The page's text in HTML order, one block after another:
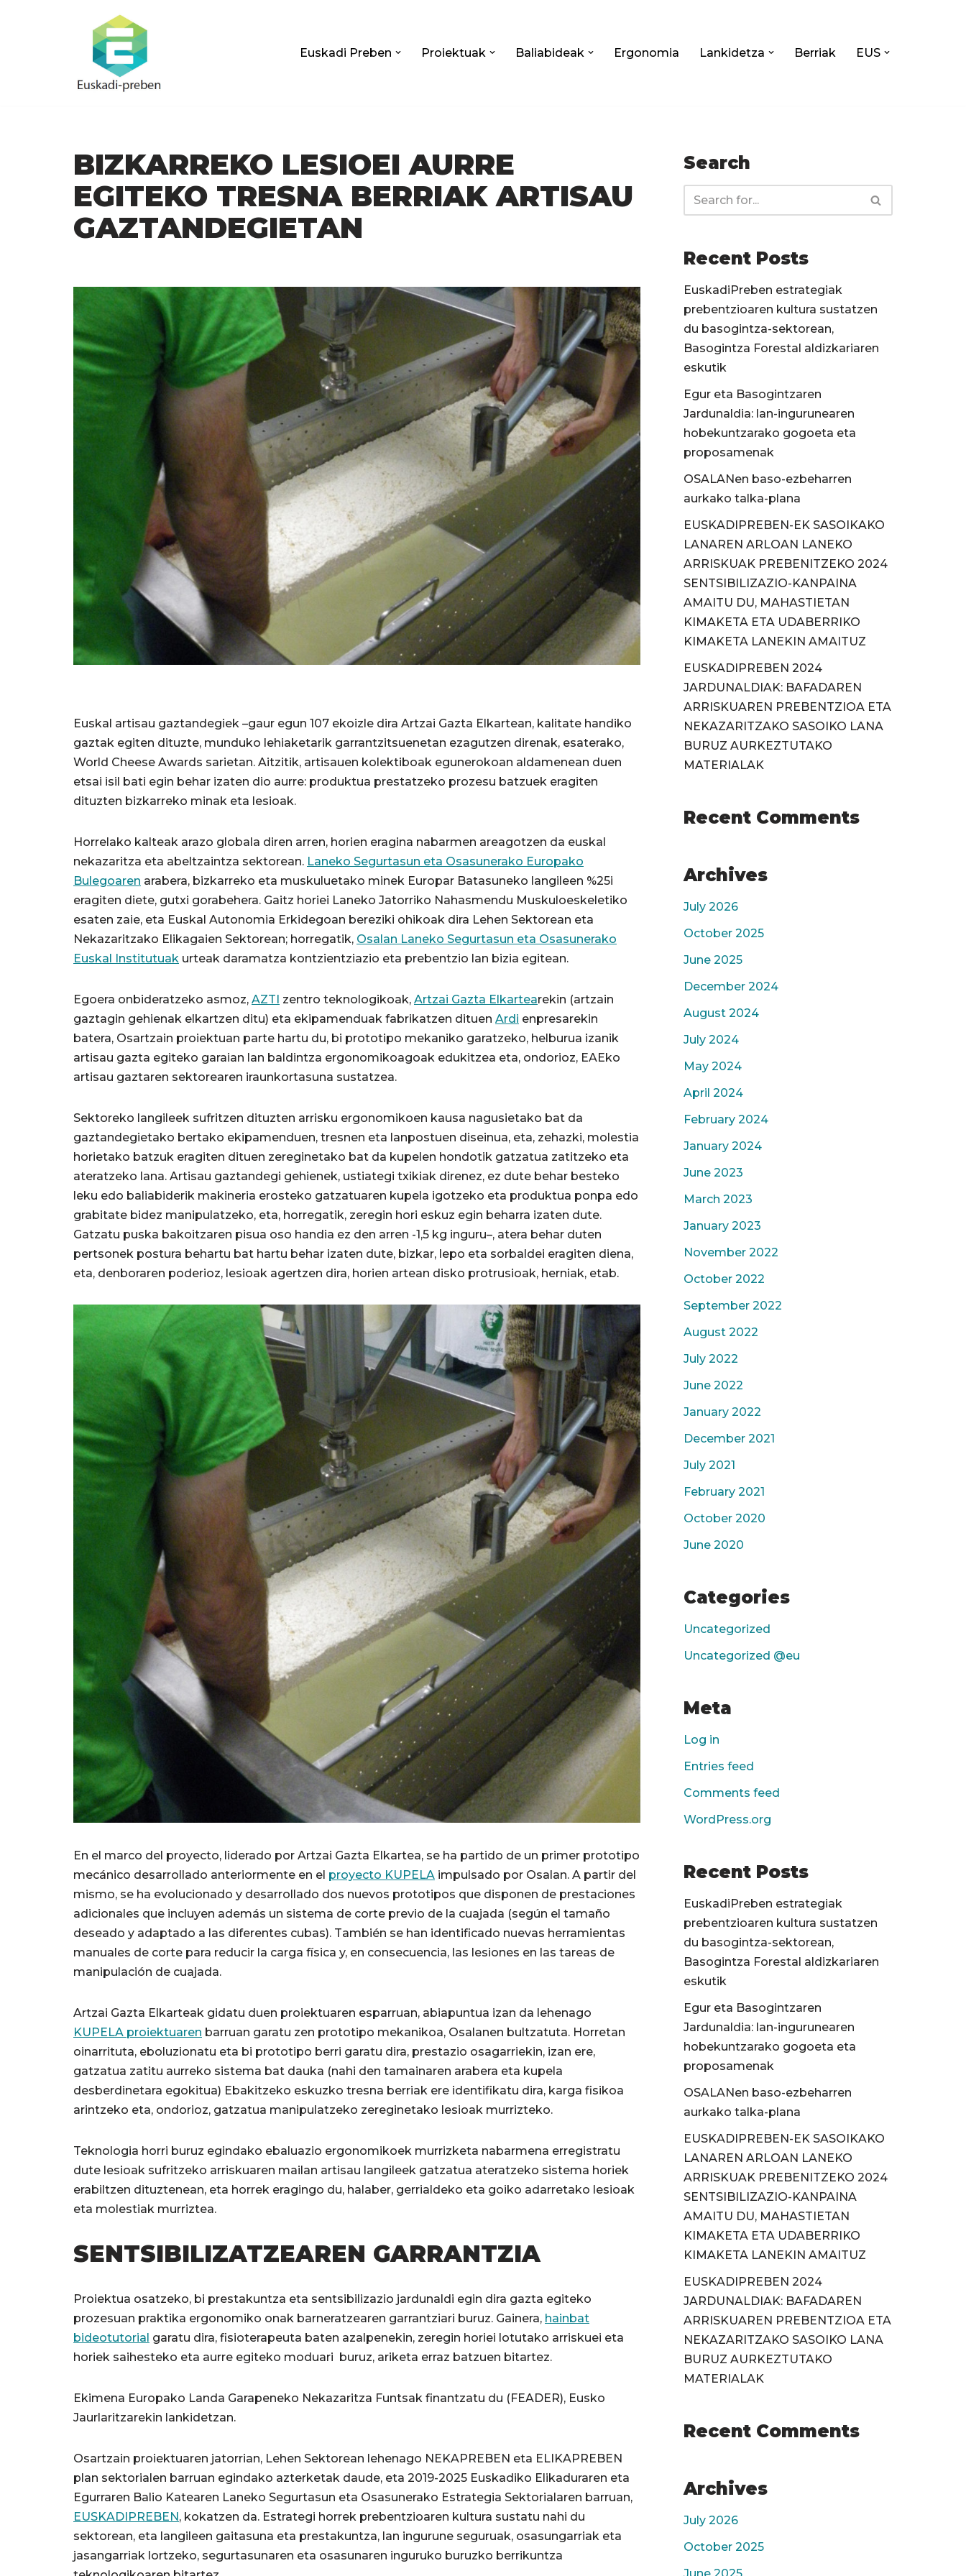
Euskadi Preben Proiektuak Baliabideak Ergonomia Lankidetza Berriak EUS
BIZKARREKO LESIOEI AURRE
EGITEKO TRESNA BERRIAK ARTISAU
GAZTANDEGIETAN
Euskal artisau gaztandegiek –gaur egun 107 ekoizle dira Artzai Gazta Elkartean, kalitate handiko
gaztak egiten dituzte, munduko lehiaketarik garrantzitsuenetan ezagutzen direnak, esaterako,
World Cheese Awards sarietan. Aitzitik, artisauen kolektiboak egunerokoan aldamenean duen
etsai isil bati egin behar izaten dio aurre: produktua prestatzeko prozesu batzuek eragiten
dituzten bizkarreko minak eta lesioak.
Horrelako kalteak arazo globala diren arren, horien eragina nabarmen areagotzen da euskal
nekazaritza eta abeltzaintza sektorean. Laneko Segurtasun eta Osasunerako Europako
Bulegoaren arabera, bizkarreko eta muskuluetako minek Europar Batasuneko langileen %25i
eragiten diete, gutxi gorabehera. Gaitz horiei Laneko Jatorriko Nahasmendu Muskuloeskeletiko
esaten zaie, eta Euskal Autonomia Erkidegoan bereziki ohikoak dira Lehen Sektorean eta
Nekazaritzako Elikagaien Sektorean; horregatik, Osalan Laneko Segurtasun eta Osasunerako
Euskal Institutuak urteak daramatza kontzientziazio eta prebentzio lan bizia egitean.
Egoera onbideratzeko asmoz, AZTI zentro teknologikoak, Artzai Gazta Elkartearekin (artzain
gaztagin gehienak elkartzen ditu) eta ekipamenduak fabrikatzen dituen Ardi enpresarekin
batera, Osartzain proiektuan parte hartu du, bi prototipo mekaniko garatzeko, helburua izanik
artisau gazta egiteko garaian lan baldintza ergonomikoagoak edukitzea eta, ondorioz, EAEko
artisau gaztaren sektorearen iraunkortasuna sustatzea.
Sektoreko langileek sufritzen dituzten arrisku ergonomikoen kausa nagusietako bat da
gaztandegietako bertako ekipamenduen, tresnen eta lanpostuen diseinua, eta, zehazki, molestia
horietako batzuk eragiten dituen zereginetako bat da kupelen hondotik gatzatua zatitzeko eta
ateratzeko lana. Artisau gaztandegi gehienek, ustiategi txikiak direnez, ez dute behar besteko
leku edo baliabiderik makineria erosteko gatzatuaren kupela igotzeko eta produktua ponpa edo
grabitate bidez manipulatzeko, eta, horregatik, zeregin hori eskuz egin beharra izaten dute.
Gatzatu puska bakoitzaren pisua oso handia ez den arren -1,5 kg inguru–, atera behar duten
pertsonek postura behartu bat hartu behar izaten dute, bizkar, lepo eta sorbaldei eragiten diena,
eta, denboraren poderioz, lesioak agertzen dira, horien artean disko protrusioak, herniak, etab.
En el marco del proyecto, liderado por Artzai Gazta Elkartea, se ha partido de un primer prototipo
mecánico desarrollado anteriormente en el proyecto KUPELA impulsado por Osalan. A partir del
mismo, se ha evolucionado y desarrollado dos nuevos prototipos que disponen de prestaciones
adicionales que incluyen además un sistema de corte previo de la cuajada (según el tamaño
deseado y adaptado a las diferentes cubas). También se han identificado nuevas herramientas
manuales de corte para reducir la carga física y, en consecuencia, las lesiones en las tareas de
manipulación de cuajada.
Artzai Gazta Elkarteak gidatu duen proiektuaren esparruan, abiapuntua izan da lehenago
KUPELA proiektuaren barruan garatu zen prototipo mekanikoa, Osalanen bultzatuta. Horretan
oinarrituta, eboluzionatu eta bi prototipo berri garatu dira, prestazio osagarriekin, izan ere,
gatzatua zatitu aurreko sistema bat dauka (nahi den tamainaren arabera eta kupela
desberdinetara egokitua) Ebakitzeko eskuzko tresna berriak ere identifikatu dira, karga fisikoa
arintzeko eta, ondorioz, gatzatua manipulatzeko zereginetako lesioak murrizteko.
Teknologia horri buruz egindako ebaluazio ergonomikoek murrizketa nabarmena erregistratu
dute lesioak sufritzeko arriskuaren mailan artisau langileek gatzatua ateratzeko sistema horiek
erabiltzen dituztenean, eta horrek eragingo du, halaber, gerrialdeko eta goiko adarretako lesioak
eta molestiak murriztea.
SENTSIBILIZATZEAREN GARRANTZIA
Proiektua osatzeko, bi prestakuntza eta sentsibilizazio jardunaldi egin dira gazta egiteko
prozesuan praktika ergonomiko onak barneratzearen garrantziari buruz. Gainera, hainbat
bideotutorial garatu dira, fisioterapeuta baten azalpenekin, zeregin horiei lotutako arriskuei eta
horiek saihesteko eta aurre egiteko moduari buruz, ariketa erraz batzuen bitartez.
Ekimena Europako Landa Garapeneko Nekazaritza Funtsak finantzatu du (FEADER), Eusko
Jaurlaritzarekin lankidetzan.
Osartzain proiektuaren jatorrian, Lehen Sektorean lehenago NEKAPREBEN eta ELIKAPREBEN
plan sektorialen barruan egindako azterketak daude, eta 2019-2025 Euskadiko Elikaduraren eta
Egurraren Balio Katearen Laneko Segurtasun eta Osasunerako Estrategia Sektorialaren barruan,
EUSKADIPREBEN, kokatzen da. Estrategi horrek prebentzioaren kultura sustatu nahi du
sektorean, eta langileen gaitasuna eta prestakuntza, lan ingurune seguruak, osasungarriak eta
jasangarriak lortzeko, segurtasunaren eta osasunaren inguruko buruzko berrikuntza
Search
Recent Posts
EuskadiPreben estrategiak
prebentzioaren kultura sustatzen
du basogintza-sektorean,
Basogintza Forestal aldizkariaren
eskutik
Egur eta Basogintzaren
Jardunaldia: lan-ingurunearen
hobekuntzarako gogoeta eta
proposamenak
OSALANen baso-ezbeharren
aurkako talka-plana
EUSKADIPREBEN-EK SASOIKAKO
LANAREN ARLOAN LANEKO
ARRISKUAK PREBENITZEKO 2024
SENTSIBILIZAZIO-KANPAINA
AMAITU DU, MAHASTIETAN
KIMAKETA ETA UDABERRIKO
KIMAKETA LANEKIN AMAITUZ
EUSKADIPREBEN 2024
JARDUNALDIAK: BAFADAREN
ARRISKUAREN PREBENTZIOA ETA
NEKAZARITZAKO SASOIKO LANA
BURUZ AURKEZTUTAKO
MATERIALAK
Recent Comments
Archives
July 2026
October 2025
June 2025
December 2024
August 2024
July 2024
May 2024
April 2024
February 2024
January 2024
June 2023
March 2023
January 2023
November 2022
October 2022
September 2022
August 2022
July 2022
June 2022
January 2022
December 2021
July 2021
February 2021
October 2020
June 2020
Categories
Uncategorized
Uncategorized @eu
Meta
Log in
Entries feed
Comments feed
WordPress.org
Recent Posts
EuskadiPreben estrategiak
prebentzioaren kultura sustatzen
du basogintza-sektorean,
Basogintza Forestal aldizkariaren
eskutik
Egur eta Basogintzaren
Jardunaldia: lan-ingurunearen
hobekuntzarako gogoeta eta
proposamenak
OSALANen baso-ezbeharren
aurkako talka-plana
EUSKADIPREBEN-EK SASOIKAKO
LANAREN ARLOAN LANEKO
ARRISKUAK PREBENITZEKO 2024
SENTSIBILIZAZIO-KANPAINA
AMAITU DU, MAHASTIETAN
KIMAKETA ETA UDABERRIKO
KIMAKETA LANEKIN AMAITUZ
EUSKADIPREBEN 2024
JARDUNALDIAK: BAFADAREN
ARRISKUAREN PREBENTZIOA ETA
NEKAZARITZAKO SASOIKO LANA
BURUZ AURKEZTUTAKO
MATERIALAK
Recent Comments
Archives
July 2026
October 2025
June 2025